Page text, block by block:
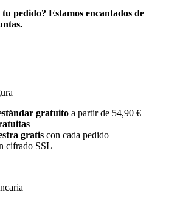
pedido? Estamos encantados de
gratuito a partir de 54,90 €
gratis con cada pedido
cifrado SSL